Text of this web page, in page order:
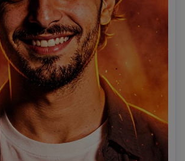
tidak ada rendering fotorealistik.